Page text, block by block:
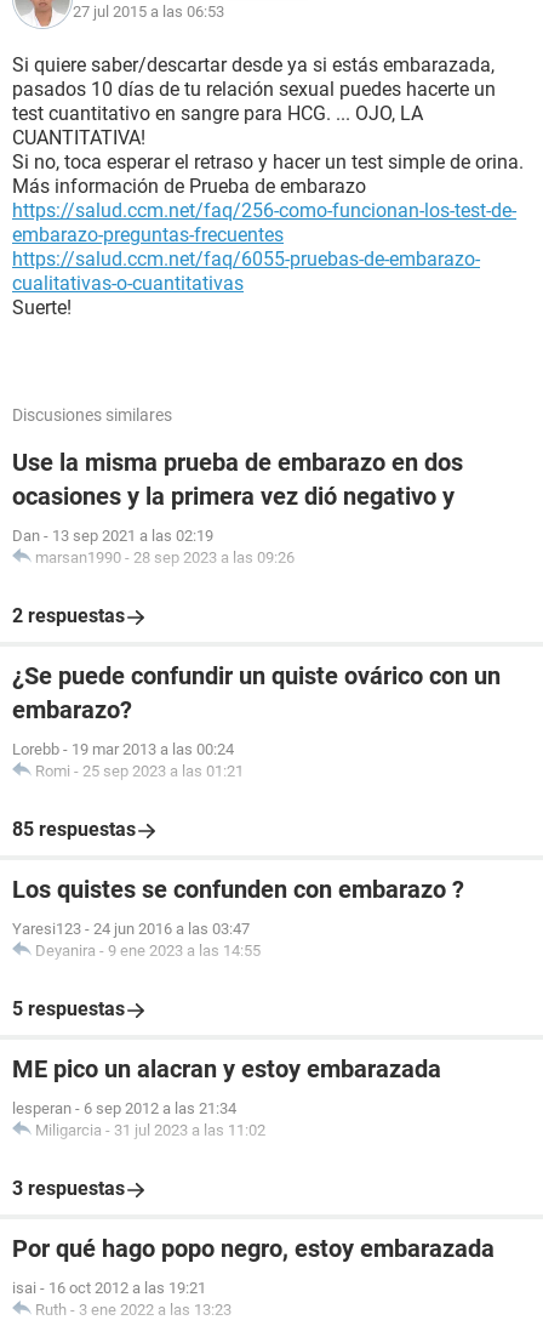
27 jul 2015 a las 06:53
Si quiere saber/descartar desde ya si estás embarazada,
pasados 10 días de tu relación sexual puedes hacerte un
test cuantitativo en sangre para HCG. ... OJO, LA
CUANTITATIVA!
Si no, toca esperar el retraso y hacer un test simple de orina.
Más información de Prueba de embarazo
https://salud.ccm.net/faq/256-como-funcionan-los-test-de-
embarazo-preguntas-frecuentes
https://salud.ccm.net/faq/6055-pruebas-de-embarazo-
cualitativas-o-cuantitativas
Suerte!
Discusiones similares
Use la misma prueba de embarazo en dos
ocasiones y la primera vez dió negativo y
Dan - 13 sep 2021 a las 02:19
marsan1990 - 28 sep 2023 a las 09:26
2 respuestas
¿Se puede confundir un quiste ovárico con un
embarazo?
Lorebb - 19 mar 2013 a las 00:24
Romi - 25 sep 2023 a las 01:21
85 respuestas
Los quistes se confunden con embarazo ?
Yaresi123 - 24 jun 2016 a las 03:47
Deyanira - 9 ene 2023 a las 14:55
5 respuestas
ME pico un alacran y estoy embarazada
lesperan - 6 sep 2012 a las 21:34
Miligarcia - 31 jul 2023 a las 11:02
3 respuestas
Por qué hago popo negro, estoy embarazada
isai - 16 oct 2012 a las 19:21
Ruth - 3 ene 2022 a las 13:23